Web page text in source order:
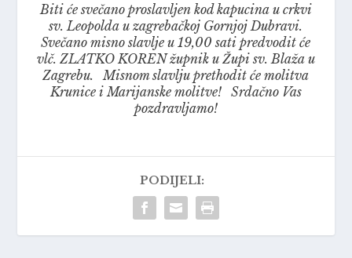
Biti će svečano proslavljen kod kapucina u crkvi
sv. Leopolda u zagrebačkoj Gornjoj Dubravi.
Svečano misno slavlje u 19,00 sati predvodit će
vlč. ZLATKO KOREN župnik u Župi sv. Blaža u
Zagrebu. Misnom slavlju prethodit će molitva
Krunice i Marijanske molitve! Srdačno Vas
pozdravljamo!
PODIJELI: